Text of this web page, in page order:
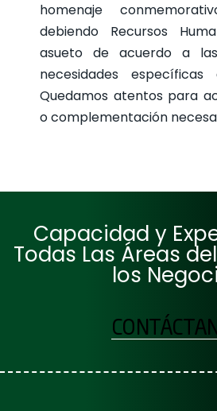
homenaje
debiendo Recursos
asueto de acuerdo a
necesidades
Quedamos atentos para
o complementación
Capacidad y
Todas Las Áreas
los